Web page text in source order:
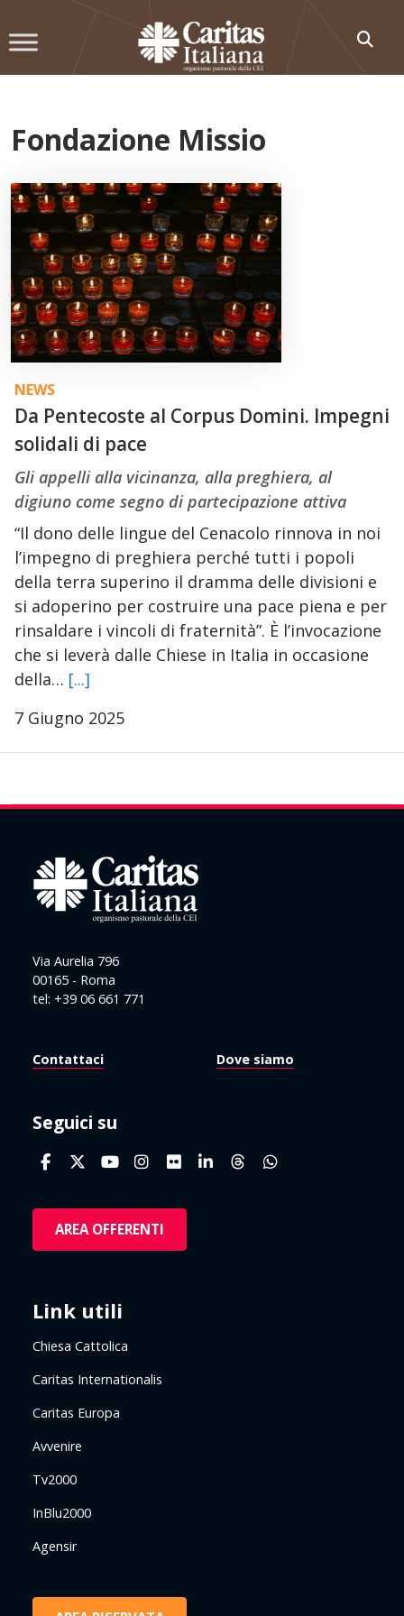
to
Fondazione Missio
NEWS
Da Pentecoste al Corpus Domini. Impegni
solidali di pace
Gli appelli alla vicinanza, alla preghiera, al
digiuno come segno di partecipazione attiva
“Il dono delle lingue del Cenacolo rinnova in noi
l’impegno di preghiera perché tutti i popoli
della terra superino il dramma delle divisioni e
si adoperino per costruire una pace piena e per
rinsaldare i vincoli di fraternità”. È l’invocazione
che si leverà dalle Chiese in Italia in occasione
della… [...]
7 Giugno 2025
Via Aurelia 796
00165 - Roma
tel: +39 06 661 771
Contattaci Dove siamo
Seguici su
AREA OFFERENTI
Link utili
Chiesa Cattolica
Caritas Internationalis
Caritas Europa
Avvenire
Tv2000
InBlu2000
Agensir